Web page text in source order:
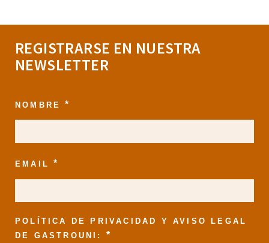
REGISTRARSE EN NUESTRA
NEWSLETTER
NOMBRE*
EMAIL*
POLÍTICA DE PRIVACIDAD Y AVISO LEGAL
DE GASTROUNI: *